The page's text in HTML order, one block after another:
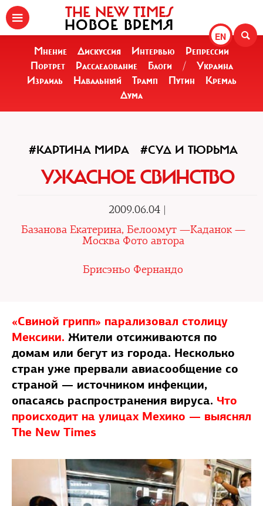
EN
THE NEW TIMES
НОВОЕ ВРЕМЯ
Мнение Дискуссия Интервью
Репрессии
Портрет
Расследование Блоги /
Украина
Израиль
Навальный Трамп Путин
Кремль
Дума
#КАРТИНА МИРА #СУД И ТЮРЬМА
УЖАСНОЕ СВИНСТВО
2009.06.04 |
Базанова Екатерина, Белоомут —Каданок —
Москва Фото автора
Брисэньо Фернандо
«Свиной грипп» парализовал столицу
Мексики. Жители отсиживаются по
домам или бегут из города. Несколько
стран уже прервали авиасообщение со
страной — источником инфекции,
опасаясь распространения вируса. Что
происходит на улицах Мехико — выяснял
The New Times